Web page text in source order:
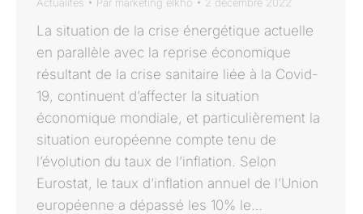
La situation de la crise énergétique actuelle
en parallèle avec la reprise économique
résultant de la crise sanitaire liée à la Covid-
19, continuent d’affecter la situation
économique mondiale, et particulièrement la
situation européenne compte tenu de
l’évolution du taux de l’inflation. Selon
Eurostat, le taux d’inflation annuel de l’Union
européenne a dépassé les 10% le…